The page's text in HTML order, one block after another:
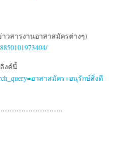
วสารงานอาสาสมัครต่างๆ)
งค์นี้
อาสาสมัคร+อนุรักษ์สิ่งดี